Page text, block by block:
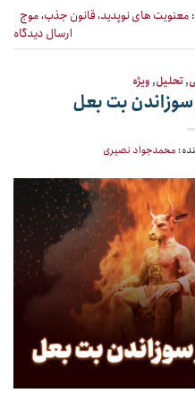
معنویت های نوپدید، قانون جذب، موج
ارسال دیدگاه
,تحلیل,ویژه
سوزاندن بت بعل
محمدجواد نصیری